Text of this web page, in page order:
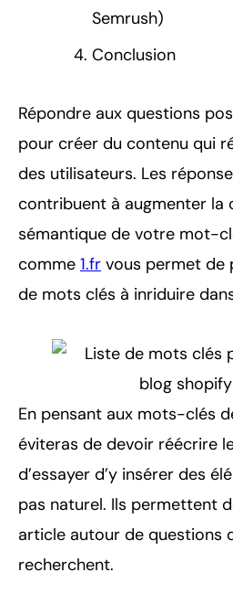
Semrush)
Conclusion
Répondre aux questions
pour créer du contenu qui
des utilisateurs. Les
contribuent à augmenter la
sémantique de votre mot-
comme 1.fr vous permet de
de mots clés à inriduire
En pensant aux mots-clés
éviteras de devoir réécrire
d’essayer d’y insérer des
pas naturel. Ils permettent
article autour de questions
recherchent.